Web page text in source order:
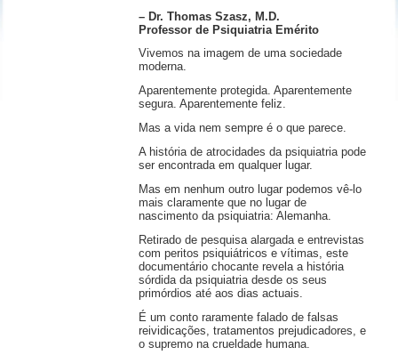
– Dr. Thomas Szasz, M.D.
Professor de Psiquiatria Emérito
Vivemos na imagem de uma sociedade
moderna.
Aparentemente protegida. Aparentemente
segura. Aparentemente feliz.
Mas a vida nem sempre é o que parece.
A história de atrocidades da psiquiatria pode
ser encontrada em qualquer lugar.
Mas em nenhum outro lugar podemos vê-lo
mais claramente que no lugar de
nascimento da psiquiatria: Alemanha.
Retirado de pesquisa alargada e entrevistas
com peritos psiquiátricos e vítimas, este
documentário chocante revela a história
sórdida da psiquiatria desde os seus
primórdios até aos dias actuais.
É um conto raramente falado de falsas
reividicações, tratamentos prejudicadores, e
o supremo na crueldade humana.